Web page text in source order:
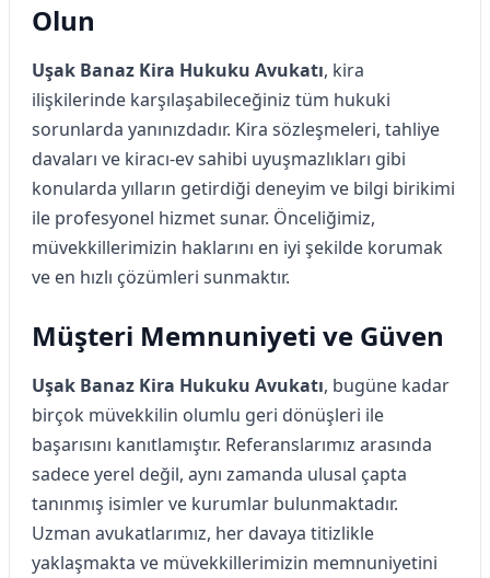
Olun
Uşak Banaz Kira Hukuku Avukatı, kira
ilişkilerinde karşılaşabileceğiniz tüm hukuki
sorunlarda yanınızdadır. Kira sözleşmeleri, tahliye
davaları ve kiracı-ev sahibi uyuşmazlıkları gibi
konularda yılların getirdiği deneyim ve bilgi birikimi
ile profesyonel hizmet sunar. Önceliğimiz,
müvekkillerimizin haklarını en iyi şekilde korumak
ve en hızlı çözümleri sunmaktır.
Müşteri Memnuniyeti ve Güven
Uşak Banaz Kira Hukuku Avukatı, bugüne kadar
birçok müvekkilin olumlu geri dönüşleri ile
başarısını kanıtlamıştır. Referanslarımız arasında
sadece yerel değil, aynı zamanda ulusal çapta
tanınmış isimler ve kurumlar bulunmaktadır.
Uzman avukatlarımız, her davaya titizlikle
yaklaşmakta ve müvekkillerimizin memnuniyetini